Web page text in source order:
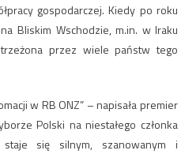
gospodarczej. Kiedy po roku
Bliskim Wschodzie, m.in. w Iraku
przez wiele państw tego
w RB ONZ” – napisała premier
Polski na niestałego członka
staje się silnym, szanowanym i